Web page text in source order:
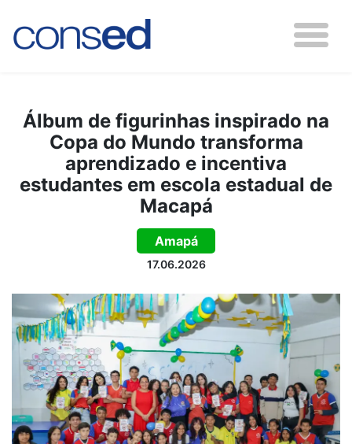
Álbum de figurinhas inspirado na
Copa do Mundo transforma
aprendizado e incentiva
estudantes em escola estadual de
Macapá
Amapá
17.06.2026